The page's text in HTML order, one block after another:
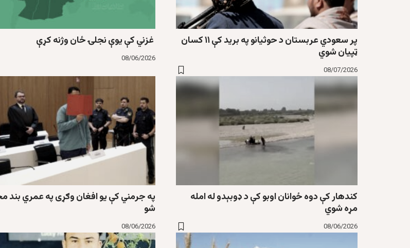
پر سعودي عربستان د حوثیانو په برید کې ۱۱ کسان
ټپیان شوي
08/07/2026
غزني کې یوې نجلۍ ځان وژنه کړې
08/06/2026
کندهار کې دوه ځوانان اوبو کې د ډوبېدو له امله
مړه شوي
08/06/2026
په جرمني کې یو افغان وګړی په عمري بند
شو
08/06/2026